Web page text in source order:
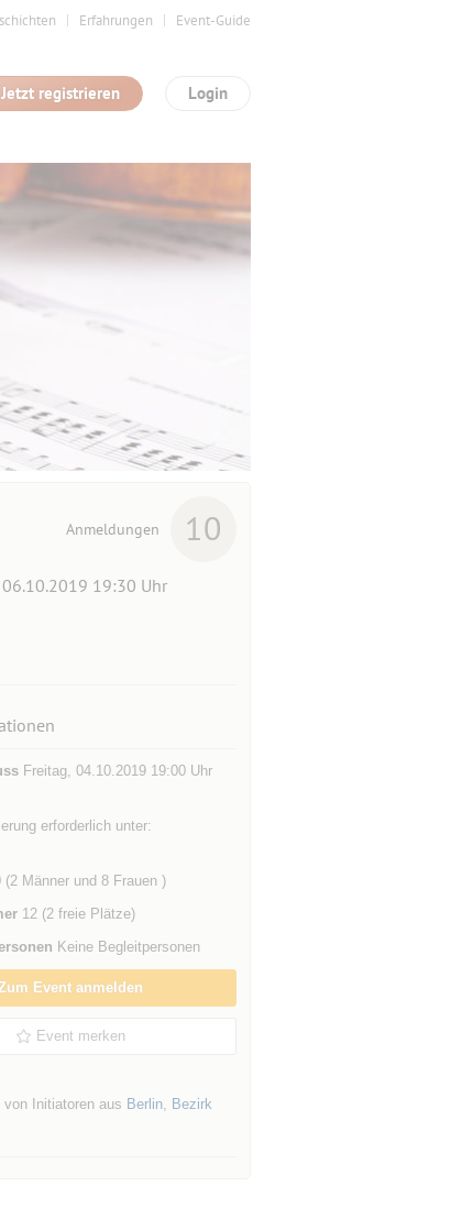
Erfahrungen Event-Guide
Login
Jetzt registrieren
Anmeldungen 10
19:30 Uhr
Freitag, 04.10.2019 19:00 Uhr
erforderlich unter:
Männer und 8 Frauen )
12 (2 freie Plätze)
Keine Begleitpersonen
Event anmelden
Event merken
Initiatoren aus Berlin, Bezirk